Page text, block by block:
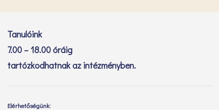
Tanulóink
7.00 – 18.00 óráig
tartózkodhatnak az intézményben.
Elérhetőségünk: